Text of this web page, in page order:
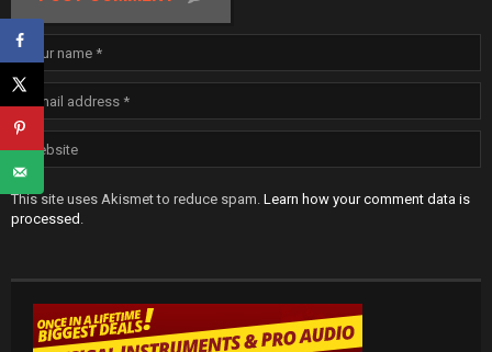
This site uses Akismet to reduce spam. Learn how your comment data is
processed .